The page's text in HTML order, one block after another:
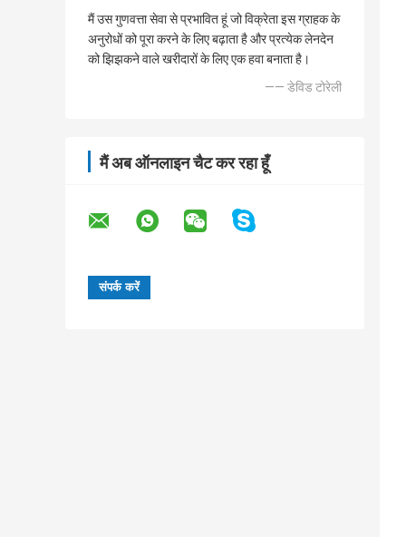
मैं उस गुणवत्ता सेवा से प्रभावित हूं जो विक्रेता इस ग्राहक के
अनुरोधों को पूरा करने के लिए बढ़ाता है और प्रत्येक लेनदेन
को झिझकने वाले खरीदारों के लिए एक हवा बनाता है।
—— डेविड टोरेली
मैं अब ऑनलाइन चैट कर रहा हूँ